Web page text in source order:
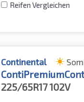
Reifen Vergleichen
Continental
225/65R17102V